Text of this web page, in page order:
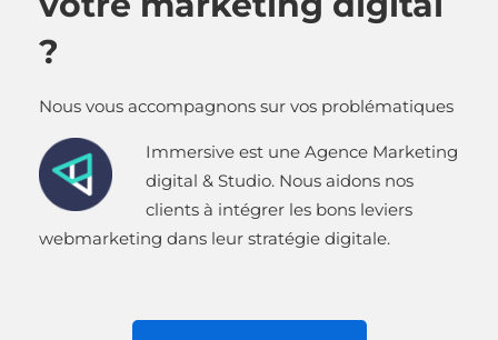
?
Nous vous accompagnons sur vos problématiques
Immersive est une Agence Marketing
digital & Studio. Nous aidons nos
clients à intégrer les bons leviers
webmarketing dans leur stratégie digitale.